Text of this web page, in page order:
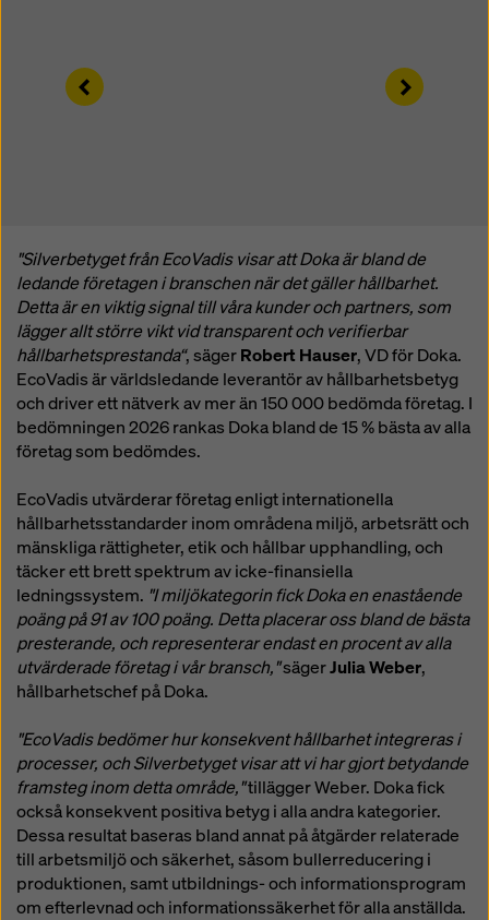
Left Right
"Silverbetyget från EcoVadis visar att Doka är bland de
ledande företagen i branschen när det gäller hållbarhet.
Detta är en viktig signal till våra kunder och partners, som
lägger allt större vikt vid transparent och verifierbar
hållbarhetsprestanda“, sägerRobert Hauser, VD för Doka.
EcoVadis är världsledande leverantör av hållbarhetsbetyg
och driver ett nätverk av mer än 150 000 bedömda företag. I
bedömningen 2026 rankas Doka bland de 15 % bästa av alla
företag som bedömdes.
EcoVadis utvärderar företag enligt internationella
hållbarhetsstandarder inom områdena miljö, arbetsrätt och
mänskliga rättigheter, etik och hållbar upphandling, och
täcker ett brett spektrum av icke-finansiella
ledningssystem. "I miljökategorin fick Doka en enastående
poäng på 91 av 100 poäng. Detta placerar oss bland de bästa
presterande, och representerar endast en procent av alla
utvärderade företag i vår bransch,"sägerJulia Weber,
hållbarhetschef på Doka.
"EcoVadis bedömer hur konsekvent hållbarhet integreras i
processer, och Silverbetyget visar att vi har gjort betydande
framsteg inom detta område,"tillägger Weber. Doka fick
också konsekvent positiva betyg i alla andra kategorier.
Dessa resultat baseras bland annat på åtgärder relaterade
till arbetsmiljö och säkerhet, såsom bullerreducering i
produktionen, samt utbildnings- och informationsprogram
om efterlevnad och informationssäkerhet för alla anställda.
helst återkalla ditt samtycke med framtida verkan och
utan att ange något skäl genom att klicka på